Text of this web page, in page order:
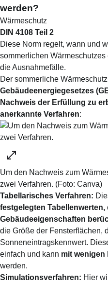
werden?
Wärmeschutz
DIN 4108 Teil 2
Diese Norm regelt, wann und
sommerlichen
die Ausnahmefälle.
Der sommerliche
Gebäudeenergiegesetzes
Nachweis der Erfüllung zu
anerkannte Verfahren:
Um den Nachweis zum
zwei Verfahren. (Foto: Canva)
Tabellarisches Verfahren:
festgelegten Tabellenwerten,
Gebäudeeigenschaften
die Größe der Fensterflächen,
Sonneneintragskennwert.
einfach und kann mit
werden.
Simulationsverfahren: Hier